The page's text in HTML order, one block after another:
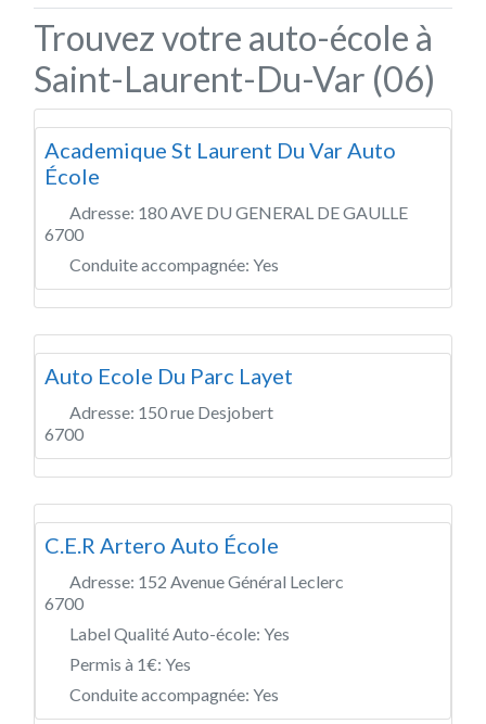
Trouvez votre auto-école à
Saint-Laurent-Du-Var (06)
Academique St Laurent Du Var Auto
École
Adresse: 180 AVE DU GENERAL DE GAULLE
6700
Conduite accompagnée: Yes
Auto Ecole Du Parc Layet
Adresse: 150 rue Desjobert
6700
C.E.R Artero Auto École
Adresse: 152 Avenue Général Leclerc
6700
Label Qualité Auto-école: Yes
Permis à 1€: Yes
Conduite accompagnée: Yes